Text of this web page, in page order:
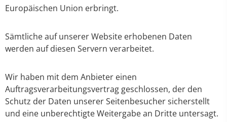
Europäischen Union erbringt.
Sämtliche auf unserer Website erhobenen Daten
werden auf diesen Servern verarbeitet.
Wir haben mit dem Anbieter einen
Auftragsverarbeitungsvertrag geschlossen, der den
Schutz der Daten unserer Seitenbesucher sicherstellt
und eine unberechtigte Weitergabe an Dritte untersagt.